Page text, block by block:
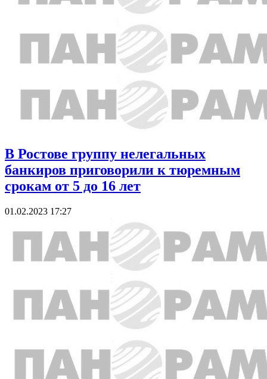
В Ростове группу нелегальных
банкиров приговорили к тюремным
срокам от 5 до 16 лет
01.02.2023 17:27